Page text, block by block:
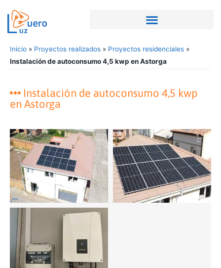
Inicio » Proyectos realizados » Proyectos residenciales »
Instalación de autoconsumo 4,5 kwp en Astorga
Instalación de autoconsumo 4,5 kwp
en Astorga